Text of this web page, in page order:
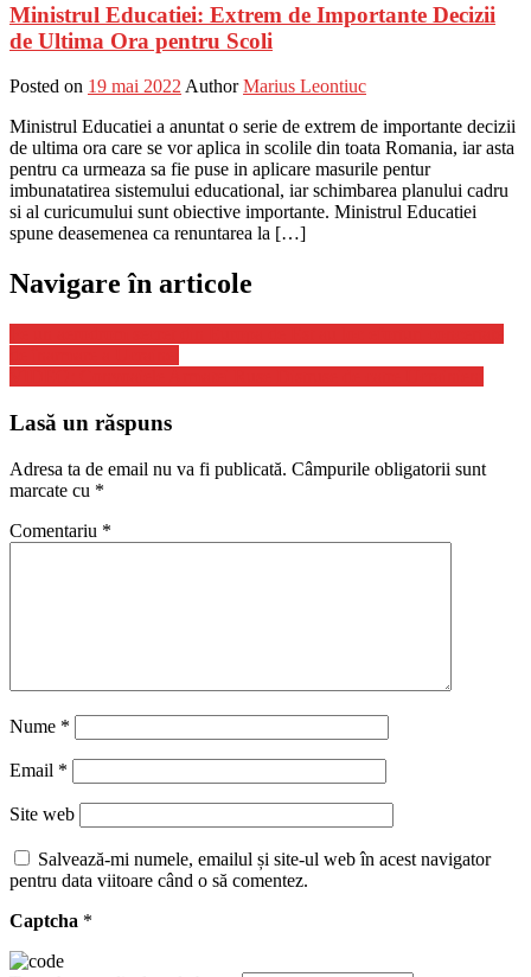
Ministrul Educatiei: Extrem de Importante Decizii
de Ultima Ora pentru Scoli
Posted on 19 mai 2022Author Marius Leontiuc
Ministrul Educatiei a anuntat o serie de extrem de importante decizii
de ultima ora care se vor aplica in scolile din toata Romania, iar asta
pentru ca urmeaza sa fie puse in aplicare masurile pentur
imbunatatirea sistemului educational, iar schimbarea planului cadru
si al curicumului sunt obiective importante. Ministrul Educatiei
spune deasemenea ca renuntarea la […]
Navigare în articole
Lasă un răspuns
Adresa ta de email nu va fi publicată. Câmpurile obligatorii sunt
marcate cu *
Comentariu *
Nume *
Email *
Site web
Salvează-mi numele, emailul și site-ul web în acest navigator
pentru data viitoare când o să comentez.
Captcha *